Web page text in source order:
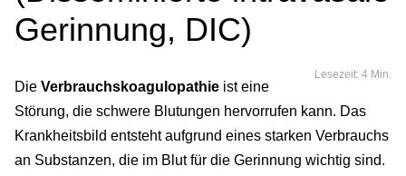
Gerinnung, DIC)
Lesezeit: 4 Min.
Die Verbrauchskoagulopathie ist eine
Störung, die schwere Blutungen hervorrufen kann. Das
Krankheitsbild entsteht aufgrund eines starken Verbrauchs
an Substanzen, die im Blut für die Gerinnung wichtig sind.